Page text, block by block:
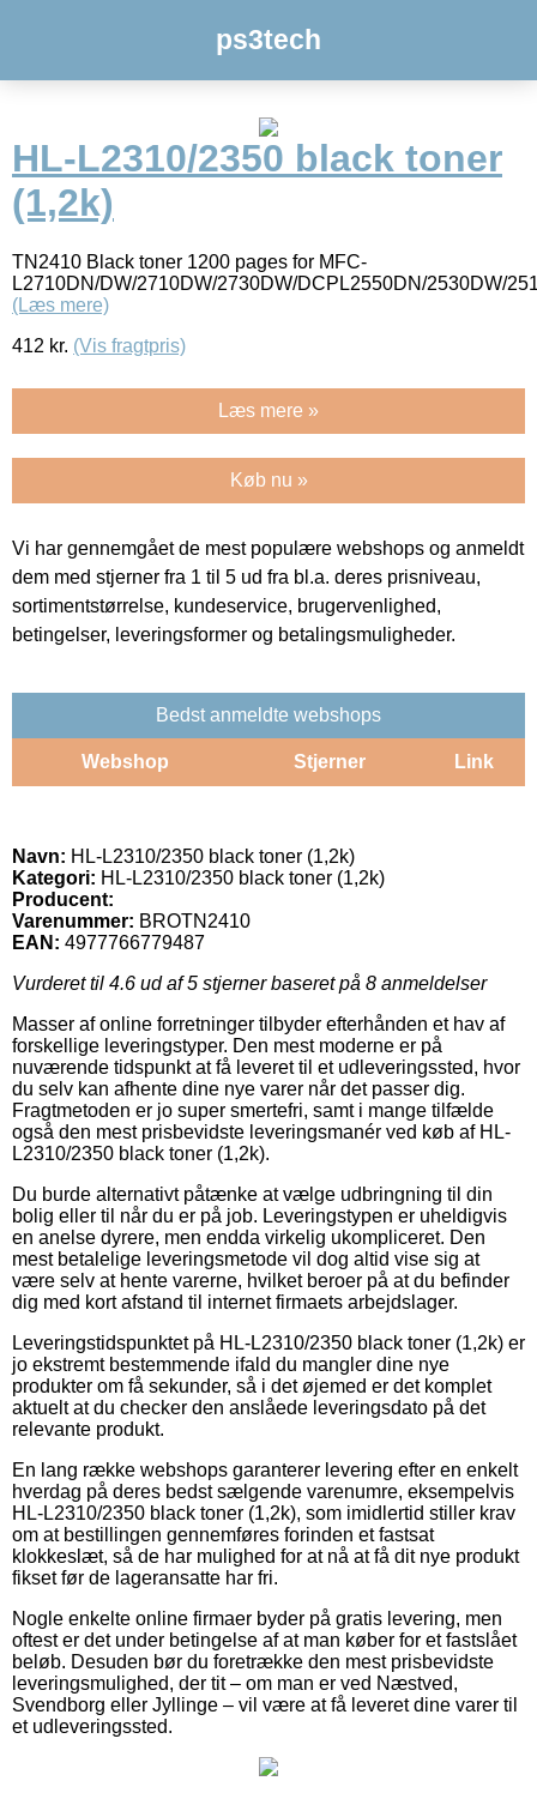
ps3tech
HL-L2310/2350 black toner
(1,2k)
TN2410 Black toner 1200 pages for MFC-
L2710DN/DW/2710DW/2730DW/DCPL2550DN/2530DW/
(Læs mere)
412 kr. (Vis fragtpris)
Læs mere »
Køb nu »
Vi har gennemgået de mest populære webshops og anmeldt
dem med stjerner fra 1 til 5 ud fra bl.a. deres prisniveau,
sortimentstørrelse, kundeservice, brugervenlighed,
betingelser, leveringsformer og betalingsmuligheder.
Bedst anmeldte webshops
Webshop Stjerner Link
Navn: HL-L2310/2350 black toner (1,2k)
Kategori: HL-L2310/2350 black toner (1,2k)
Producent:
Varenummer: BROTN2410
EAN: 4977766779487
Vurderet til 4.6 ud af 5 stjerner baseret på 8 anmeldelser
Masser af online forretninger tilbyder efterhånden et hav af
forskellige leveringstyper. Den mest moderne er på
nuværende tidspunkt at få leveret til et udleveringssted, hvor
du selv kan afhente dine nye varer når det passer dig.
Fragtmetoden er jo super smertefri, samt i mange tilfælde
også den mest prisbevidste leveringsmanér ved køb af HL-
L2310/2350 black toner (1,2k).
Du burde alternativt påtænke at vælge udbringning til din
bolig eller til når du er på job. Leveringstypen er uheldigvis
en anelse dyrere, men endda virkelig ukompliceret. Den
mest betalelige leveringsmetode vil dog altid vise sig at
være selv at hente varerne, hvilket beroer på at du befinder
dig med kort afstand til internet firmaets arbejdslager.
Leveringstidspunktet på HL-L2310/2350 black toner (1,2k) er
jo ekstremt bestemmende ifald du mangler dine nye
produkter om få sekunder, så i det øjemed er det komplet
aktuelt at du checker den anslåede leveringsdato på det
relevante produkt.
En lang række webshops garanterer levering efter en enkelt
hverdag på deres bedst sælgende varenumre, eksempelvis
HL-L2310/2350 black toner (1,2k), som imidlertid stiller krav
om at bestillingen gennemføres forinden et fastsat
klokkeslæt, så de har mulighed for at nå at få dit nye produkt
fikset før de lageransatte har fri.
Nogle enkelte online firmaer byder på gratis levering, men
oftest er det under betingelse af at man køber for et fastslået
beløb. Desuden bør du foretrække den mest prisbevidste
leveringsmulighed, der tit – om man er ved Næstved,
Svendborg eller Jyllinge – vil være at få leveret dine varer til
et udleveringssted.